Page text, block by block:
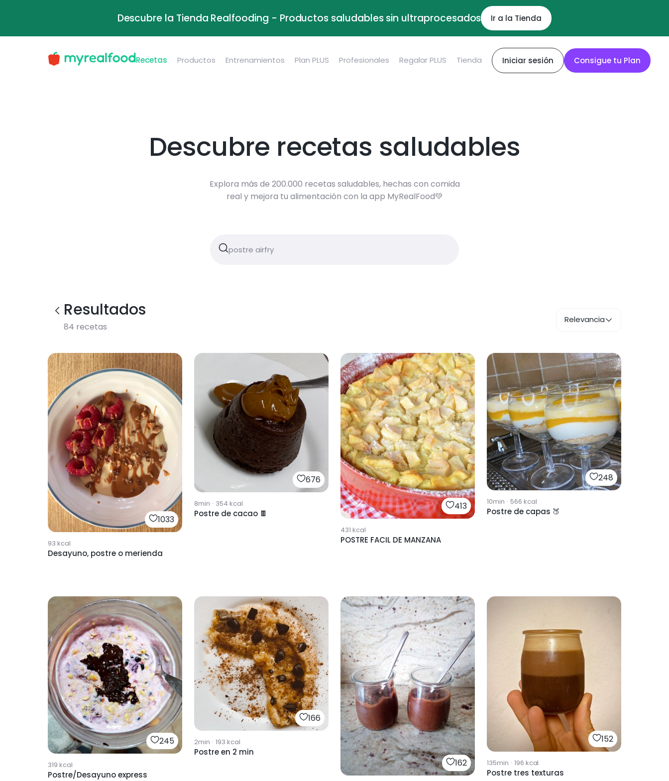
Descubre la Tienda Realfooding - Productos saludables sin ultraprocesados Ir a la Tienda
Recetas Productos Entrenamientos Plan PLUS Profesionales Regalar PLUS Tienda Iniciar sesión Consigue tu Plan
Descubre recetas saludables
Explora más de 200.000 recetas saludables, hechas con comida
real y mejora tu alimentación con la app MyRealFood💚
Resultados
84 recetas
Relevancia
1033
93 kcal
Desayuno, postre o merienda
676
8min · 354 kcal
Postre de cacao 🍫
413
431 kcal
POSTRE FACIL DE MANZANA
248
10min · 566 kcal
Postre de capas 🍑
245
319 kcal
Postre/Desayuno express
166
2min · 193 kcal
Postre en 2 min
162
152
135min · 196 kcal
Postre tres texturas